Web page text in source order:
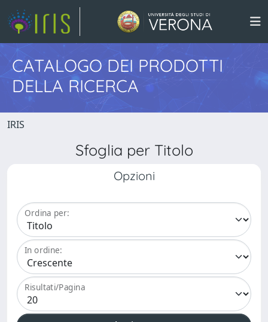
CATALOGO DEI PRODOTTI
DELLA RICERCA
IRIS
Sfoglia per Titolo
Opzioni
Ordina per:
In ordine:
Risultati/Pagina